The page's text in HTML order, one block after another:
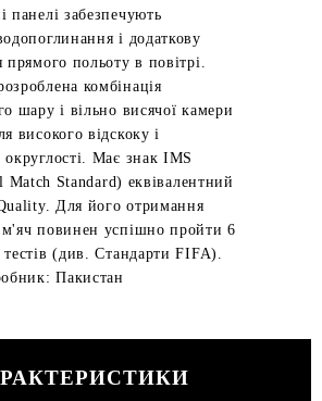
панелі забезпечують
і додаткову
прямого польоту в повітрі.
комбінація
шару і вільно висячої камери
високого відскоку і
округлості. Має знак IMS
Standard) еквівалентний
Для його отримання
повинен успішно пройти 6
тестів (див. Стандарти FIFA).
Пакистан